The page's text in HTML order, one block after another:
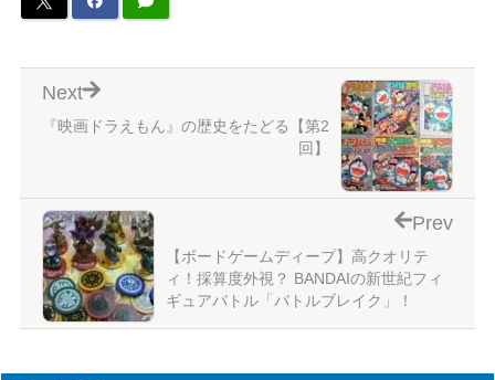
『映画ドラえもん』の歴史をたどる【第2
回】
Next
【ボードゲームディープ】高クオリテ
ィ！採算度外視？ BANDAIの新世紀フィ
ギュアバトル「バトルブレイク」！
Prev